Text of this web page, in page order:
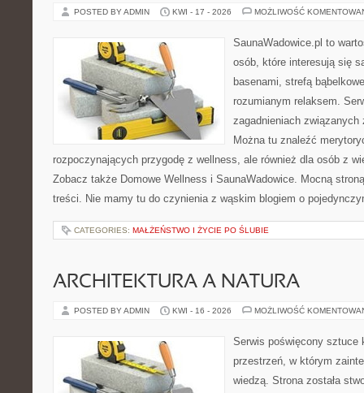
POSTED BY ADMIN KWI - 17 - 2026 MOŻLIWOŚĆ
SaunaWadowice.pl to
osób, które interesują się
basenami, strefą
rozumianym relaksem.
zagadnieniach
Można tu znaleźć
rozpoczynających przygodę z wellness, ale również dla osób z
Zobacz także Domowe Wellness i SaunaWadowice. Mocną
treści. Nie mamy tu do czynienia z wąskim blogiem o
CATEGORIES: MAŁŻEŃSTWO I ŻYCIE PO ŚLUBIE
ARCHITEKTURA A NATURA
POSTED BY ADMIN KWI - 16 - 2026 MOŻLIWOŚĆ
Serwis poświęcony sztuce
przestrzeń, w którym
wiedzą. Strona została